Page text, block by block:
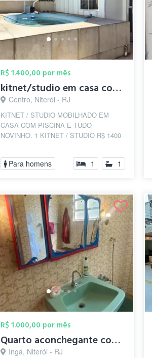
R$ 1.400,00 por mês
kitnet/studio em casa com piscina
Centro, Niterói - RJ
KITNET / STUDIO MOBILHADO EM
CASA COM PISCINA E TUDO
NOVINHO. 1 KITNET / STUDIO R$ 1400
INDIVIDUAL NO CENTRO DE NI...
Para homens 1 1
R$ 1.000,00 por mês
Quarto aconchegante com cama de solteiro
Ingá, Niterói - RJ